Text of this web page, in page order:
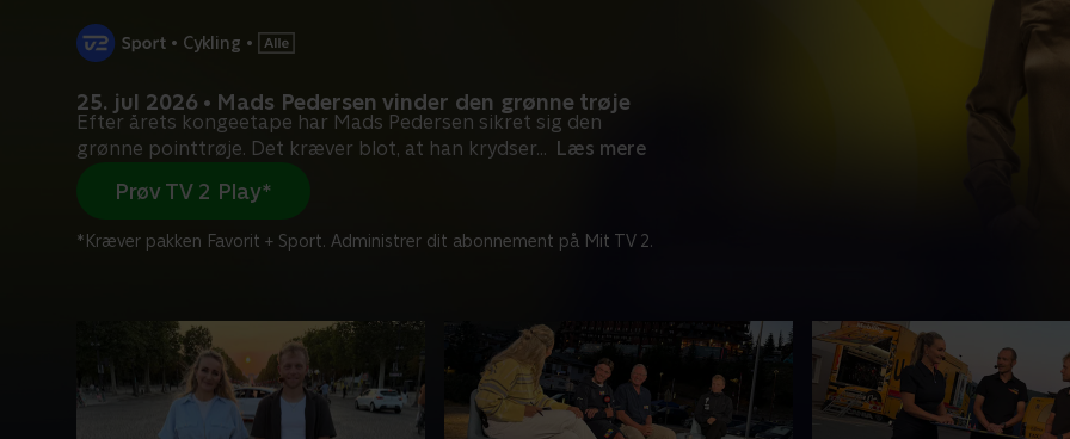
• Cykling •
25. jul 2026 • Mads Pedersen vinder den grønne trøje
Efter årets kongeetape har Mads Pedersen sikret sig den
grønne pointtrøje. Det kræver blot, at han krydser... Læs mere
Prøv TV 2 Play*
*Kræver pakken Favorit + Sport. Administrer dit abonnement på Mit TV 2.